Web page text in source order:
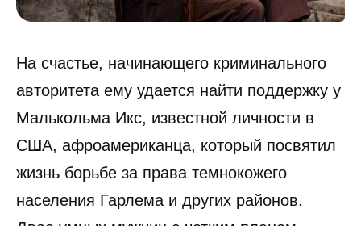
На счастье, начинающего криминального
авторитета ему удается найти поддержку у
Малькольма Икс, известной личности в
США, афроамериканца, который посвятил
жизнь борьбе за права темнокожего
населения Гарлема и других районов.